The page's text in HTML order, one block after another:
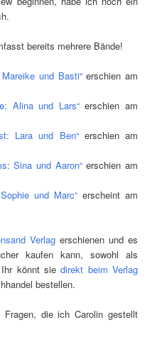
bereits mehrere Bände!
und Basti“erschien am
Alina und Lars“erschien am
Lara und Ben“erschien am
Sina und Aaron“erschien am
und Marc“erscheint am
Verlagerschienen und es
kaufen kann, sowohl als
Ihr könnt siedirekt beim Verlag
bestellen.
die ich Carolin gestellt